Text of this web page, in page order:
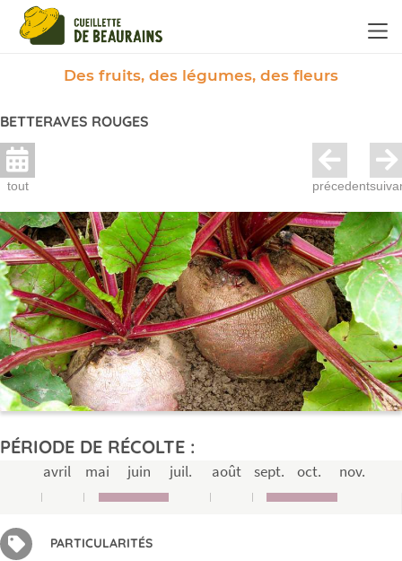
Des fruits, des légumes, des fleurs
BETTERAVES ROUGES
tout précedent
PÉRIODE DE RÉCOLTE :
avril mai juin juil. août sept. oct. nov.
PARTICULARITÉS
Panneau de gestion des cookies